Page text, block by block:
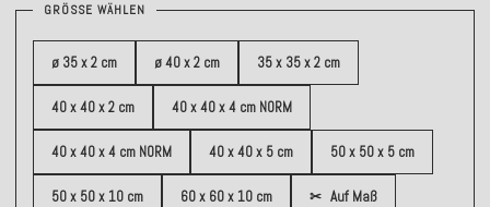
GRÖSSE WÄHLEN
ø 35 x 2 cm ø 40 x 2 cm 35 x 35 x 2 cm
40 x 40 x 2 cm 40 x 40 x 4 cm NORM
40 x 40 x 4 cm NORM 40 x 40 x 5 cm 50 x 50 x 5 cm
50 x 50 x 10 cm 60 x 60 x 10 cm ✂ Auf Maß